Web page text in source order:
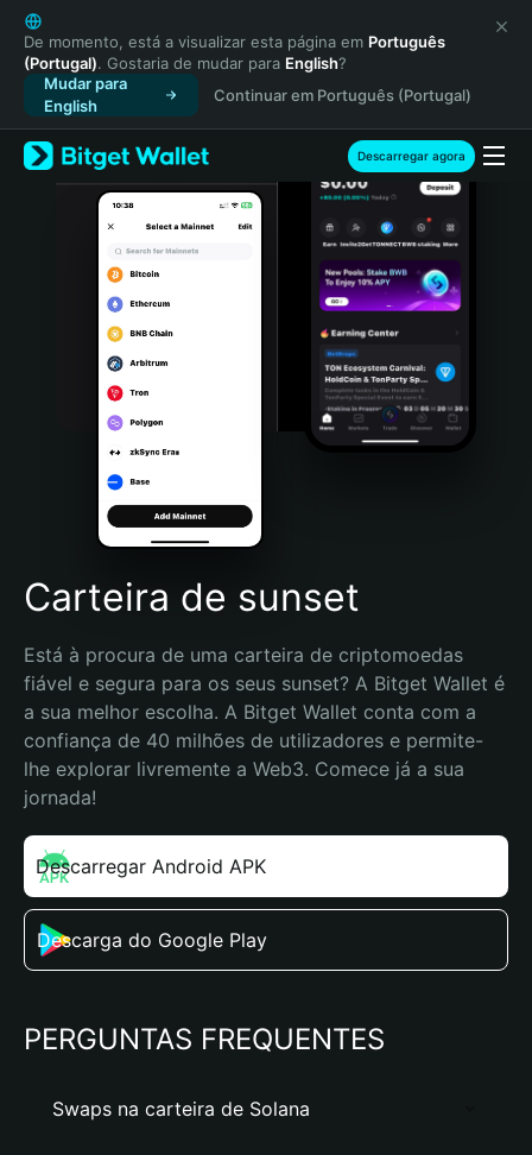
English
日本語
Tiếng Việt
Русский
Español (Latinoamérica)
Türkçe
Italiano
Português (Portugal)
Bahasa Indonesia
Português (Brasil)
Español (Argentina)
De momento, está a visualizar esta página em Português
(Portugal). Gostaria de mudar para English?
Mudar para
English
Continuar em Português (Portugal)
Descarregar agora
Carteira de sunset
Está à procura de uma carteira de criptomoedas
fiável e segura para os seus sunset? A Bitget Wallet é
a sua melhor escolha. A Bitget Wallet conta com a
confiança de 40 milhões de utilizadores e permite-
lhe explorar livremente a Web3. Comece já a sua
jornada!
Descarregar Android APK
Descarga do Google Play
PERGUNTAS FREQUENTES
Swaps na carteira de Solana